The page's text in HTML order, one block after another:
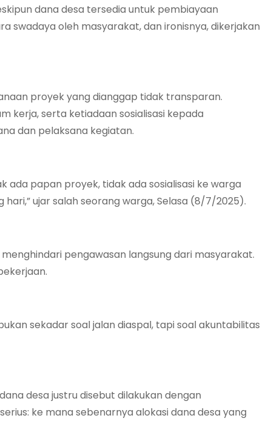
dana desa tersedia untuk pembiayaan
swadaya oleh masyarakat, dan ironisnya, dikerjakan
proyek yang dianggap tidak transparan.
kerja, serta ketiadaan sosialisasi kepada
dan pelaksana kegiatan.
ada papan proyek, tidak ada sosialisasi ke warga
ujar salah seorang warga, Selasa (8/7/2025).
pengawasan langsung dari masyarakat.
sekadar soal jalan diaspal, tapi soal akuntabilitas
desa justru disebut dilakukan dengan
ke mana sebenarnya alokasi dana desa yang